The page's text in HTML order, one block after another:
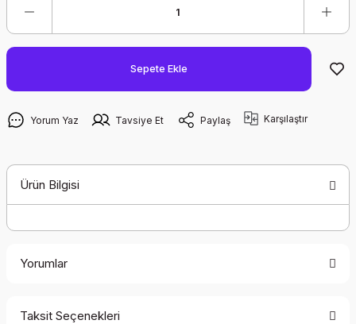
Sepete Ekle
Yorum Yaz Tavsiye Et Paylaş Karşılaştır
Ürün Bilgisi
Yorumlar
Taksit Seçenekleri